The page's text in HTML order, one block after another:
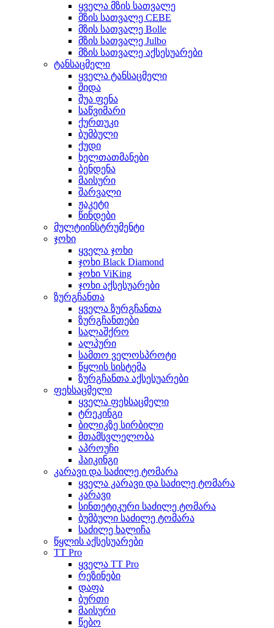
ყველა მზის სათვალე
მზის სათვალე CEBE
მზის სათვალე Bolle
მზის სათვალე Julbo
მზის სათვალე აქსესუარები
ტანსაცმელი
ყველა ტანსაცმელი
შიდა
შუა ფენა
საწვიმარი
ქურთუკი
ბუმბული
ქუდი
ხელთათმანები
ბენდენა
მაისური
შარვალი
ჟაკეტი
წინდები
მულტიინსტრუმენტი
ჯოხი
ყველა ჯოხი
ჯოხი Black Diamond
ჯოხი ViKing
ჯოხი აქსესუარები
ზურგჩანთა
ყველა ზურგჩანთა
ზურგჩანთები
სალაშქრო
ალპური
სამთო ველოსპროტი
წყლის სისტემა
ზურგჩანთა აქსესუარები
ფეხსაცმელი
ყველა ფეხსაცმელი
ტრეკინგი
ბილიკზე სირბილი
მთამსვლელობა
აპროუჩი
ჰაიკინგი
კარავი და საძილე ტომარა
ყველა კარავი და საძილე ტომარა
კარავი
სინთეტიკური საძილე ტომარა
ბუმბული საძილე ტომარა
საძილე ხალიჩა
წყლის აქსესუარები
TT Pro
ყველა TT Pro
რეზინები
დაფა
ბურთი
მაისური
წებო